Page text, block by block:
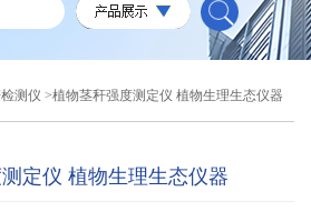
测仪 >植物茎秆强度测定仪 植物生理生态仪器
定仪 植物生理生态仪器